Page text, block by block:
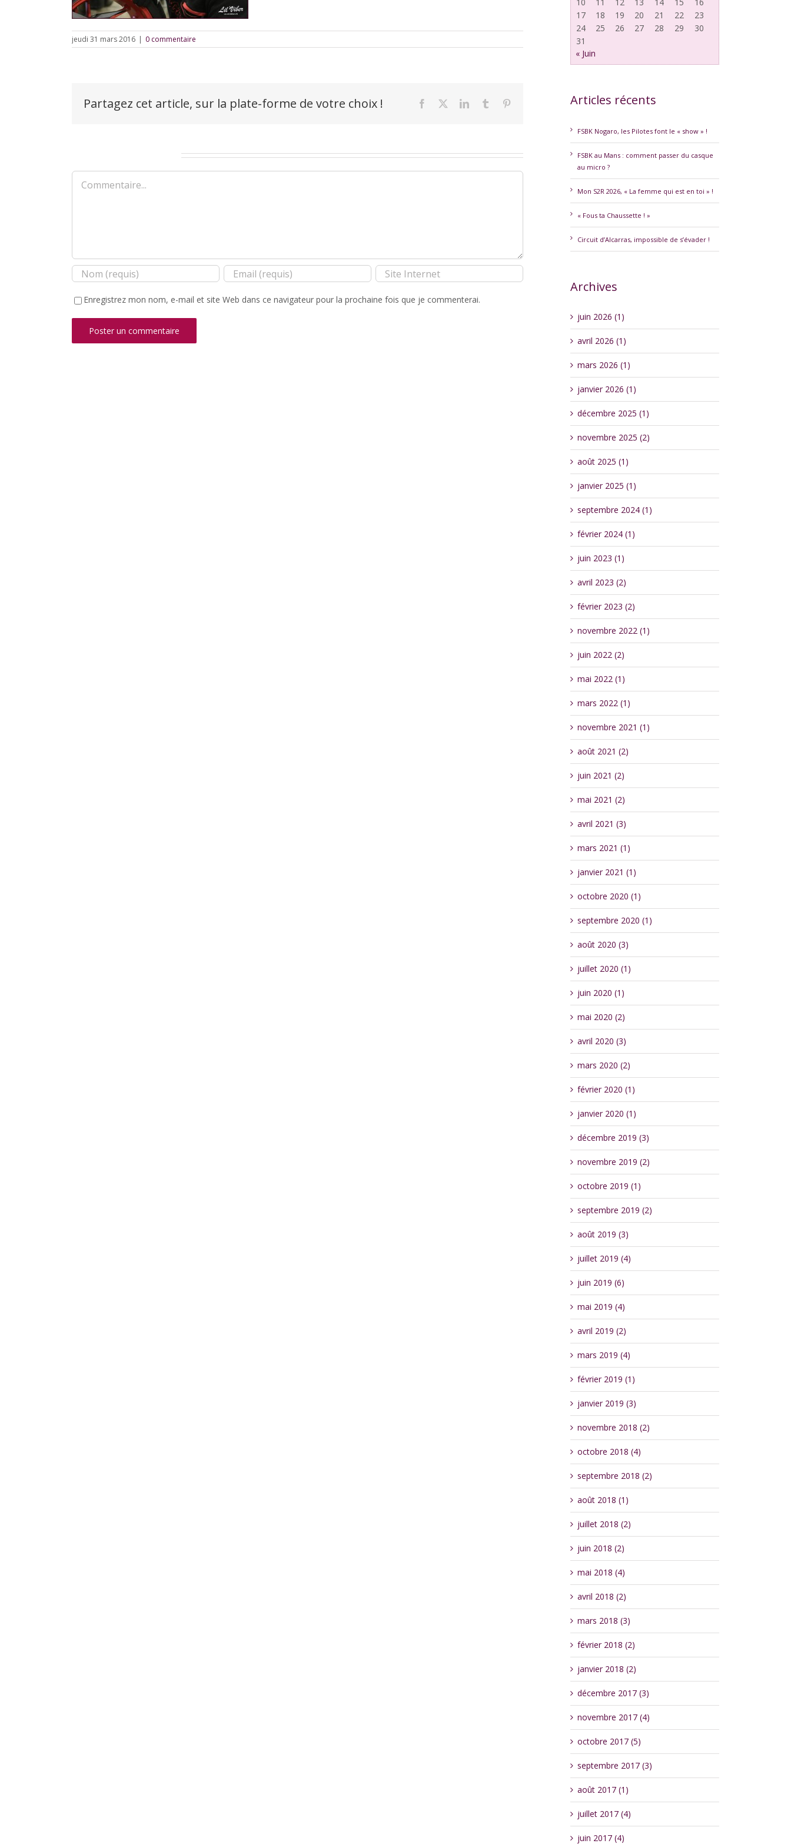
jeudi 31 mars 2016 | 0 commentaire
Partagez cet article, sur la plate-forme de votre choix ! Facebook LinkedInTumblr
Commentaire
Enregistrez mon nom, e-mail et site Web dans ce navigateur pour la prochaine fois que je commenterai.
17
18 19 20 21 22
23
24
25 26 27 28 29
30
31
« Juin
Articles récents
FSBK Nogaro, les Pilotes font le « show » !
FSBK au Mans : comment passer du casque
au micro ?
Mon S2R 2026, « La femme qui est en toi » !
« Fous ta Chaussette ! »
Circuit d’Alcarras, impossible de s’évader !
Archives
juin 2026 (1)
avril 2026 (1)
mars 2026 (1)
janvier 2026 (1)
décembre 2025 (1)
novembre 2025 (2)
août 2025 (1)
janvier 2025 (1)
septembre 2024 (1)
février 2024 (1)
juin 2023 (1)
avril 2023 (2)
février 2023 (2)
novembre 2022 (1)
juin 2022 (2)
mai 2022 (1)
mars 2022 (1)
novembre 2021 (1)
août 2021 (2)
juin 2021 (2)
mai 2021 (2)
avril 2021 (3)
mars 2021 (1)
janvier 2021 (1)
octobre 2020 (1)
septembre 2020 (1)
août 2020 (3)
juillet 2020 (1)
juin 2020 (1)
mai 2020 (2)
avril 2020 (3)
mars 2020 (2)
février 2020 (1)
janvier 2020 (1)
décembre 2019 (3)
novembre 2019 (2)
octobre 2019 (1)
septembre 2019 (2)
août 2019 (3)
juillet 2019 (4)
juin 2019 (6)
mai 2019 (4)
avril 2019 (2)
mars 2019 (4)
février 2019 (1)
janvier 2019 (3)
novembre 2018 (2)
octobre 2018 (4)
septembre 2018 (2)
août 2018 (1)
juillet 2018 (2)
juin 2018 (2)
mai 2018 (4)
avril 2018 (2)
mars 2018 (3)
février 2018 (2)
janvier 2018 (2)
décembre 2017 (3)
novembre 2017 (4)
octobre 2017 (5)
septembre 2017 (3)
août 2017 (1)
juillet 2017 (4)
juin 2017 (4)